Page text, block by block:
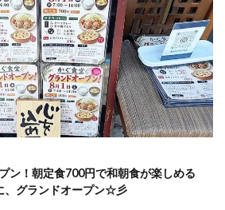
ン！朝定食700円で和朝食が楽しめる
、グランドオープン☆彡